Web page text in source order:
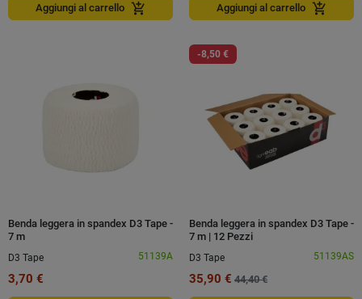
Aggiungi al carrello add_shopping_cart Aggiungi al carrello add_shopping_cart
Benda leggera in spandex D3 Tape -
7 m
D3 Tape
51139A
3,70 €
-8,50 €
Benda leggera in spandex D3 Tape -
7 m | 12 Pezzi
D3 Tape
51139AS
35,90 € 44,40 €